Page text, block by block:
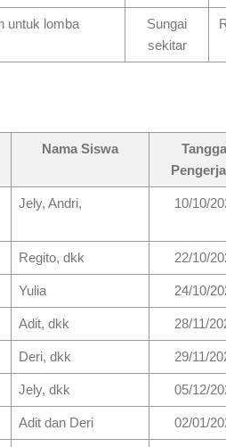
untuk lomba
Sungai
sekitar
Nama Siswa
Jely, Andri, 10/10/
Regito, dkk 22/10/
Yulia 24/10/
Adit, dkk 28/11/
Deri, dkk 29/11/
Jely, dkk 05/12/
Adit dan Deri 02/01/